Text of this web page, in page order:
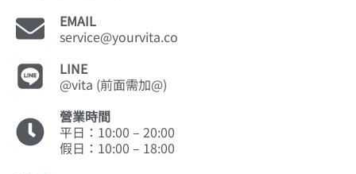
EMAIL
service@yourvita.co
LINE
@vita (前面需加@)
營業時間
平日：10:00 – 20:00
假日：10:00 – 18:00